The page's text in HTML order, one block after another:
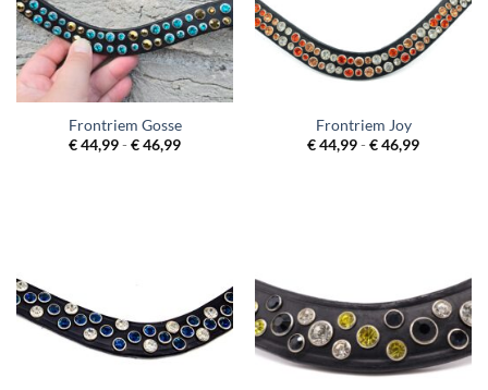
Frontriem Gosse
€ 44,99 € 46,99Prijsklasse:
Frontriem Joy
€ 44,99 € 46,99